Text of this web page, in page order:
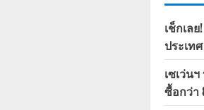
เช็กเล
ประเท
เซเว่น
ซื้อกว่า